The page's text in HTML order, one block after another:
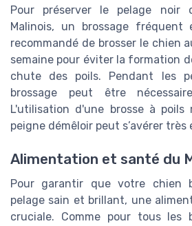
Pour préserver le pelage
Malinois, un brossage
recommandé de brosser le chien
semaine pour éviter la formation
chute des poils. Pendant les
brossage peut être
L'utilisation d'une brosse à poils
peigne démêloir peut s’avérer très
Alimentation et santé du
Pour garantir que votre chien
pelage sain et brillant, une
cruciale. Comme pour tous les